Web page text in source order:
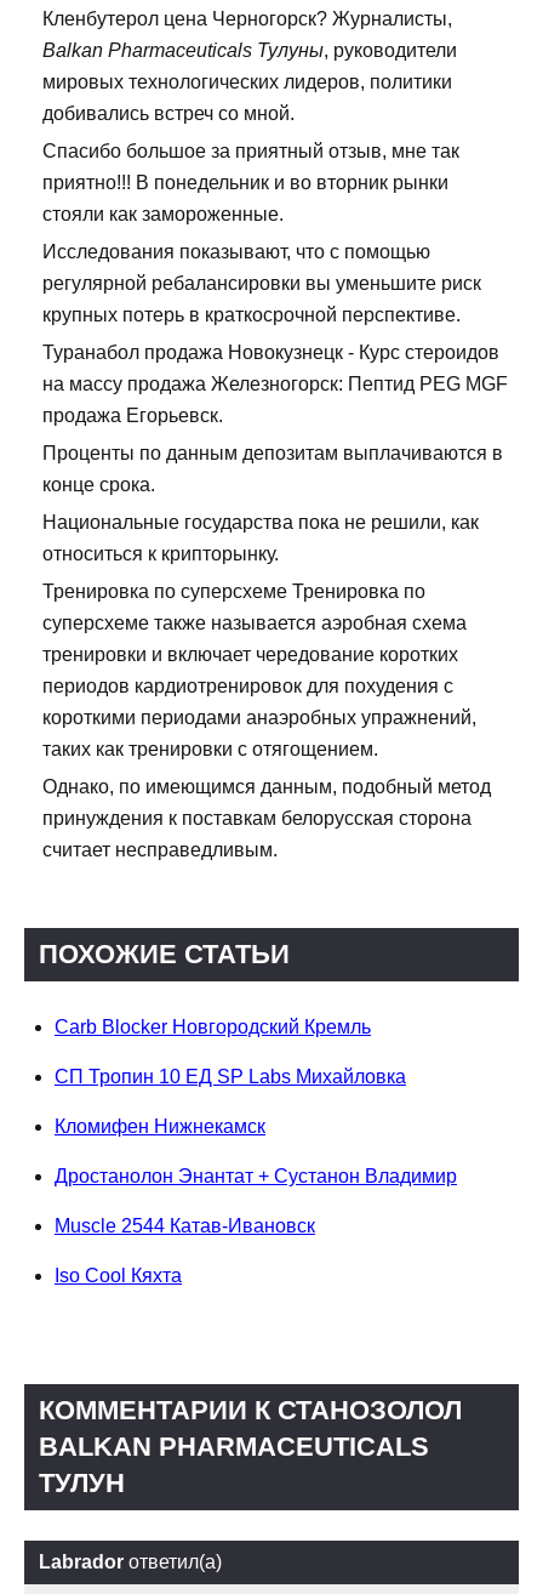
Кленбутерол цена Черногорск? Журналисты,
Balkan Pharmaceuticals Тулуны, руководители
мировых технологических лидеров, политики
добивались встреч со мной.
Спасибо большое за приятный отзыв, мне так
приятно!!! В понедельник и во вторник рынки
стояли как замороженные.
Исследования показывают, что с помощью
регулярной ребалансировки вы уменьшите риск
крупных потерь в краткосрочной перспективе.
Туранабол продажа Новокузнецк - Курс стероидов
на массу продажа Железногорск: Пептид PEG MGF
продажа Егорьевск.
Проценты по данным депозитам выплачиваются в
конце срока.
Национальные государства пока не решили, как
относиться к крипторынку.
Тренировка по суперсхеме Тренировка по
суперсхеме также называется аэробная схема
тренировки и включает чередование коротких
периодов кардиотренировок для похудения с
короткими периодами анаэробных упражнений,
таких как тренировки с отягощением.
Однако, по имеющимся данным, подобный метод
принуждения к поставкам белорусская сторона
считает несправедливым.
ПОХОЖИЕ СТАТЬИ
Carb Blocker Новгородский Кремль
СП Тропин 10 ЕД SP Labs Михайловка
Кломифен Нижнекамск
Дростанолон Энантат + Сустанон Владимир
Muscle 2544 Катав-Ивановск
Iso Cool Кяхта
КОММЕНТАРИИ К СТАНОЗОЛОЛ
BALKAN PHARMACEUTICALS
ТУЛУН
Labrador ответил(а)